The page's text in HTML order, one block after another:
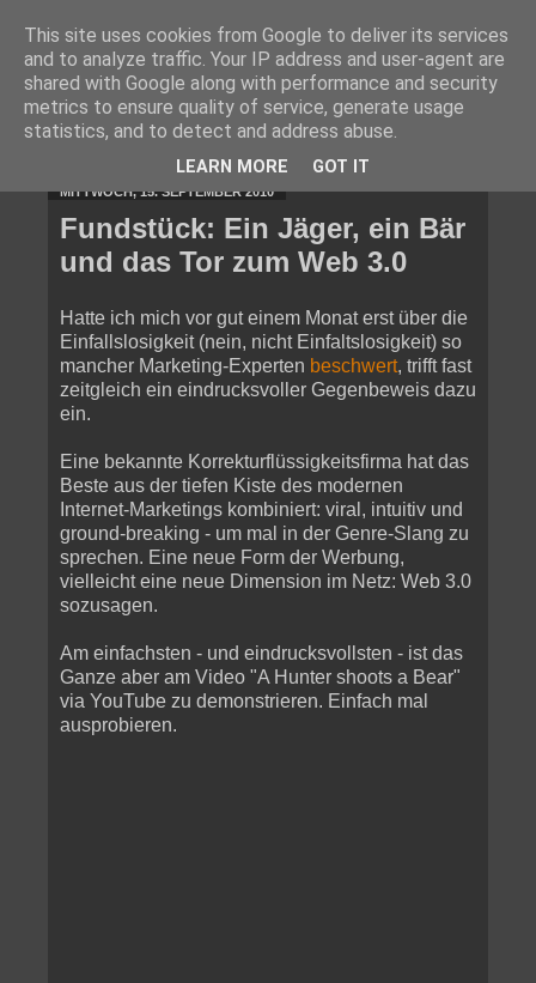
MITTWOCH, 15. SEPTEMBER 2010
Fundstück: Ein Jäger, ein Bär
und das Tor zum Web 3.0
Hatte ich mich vor gut einem Monat erst über die
Einfallslosigkeit (nein, nicht Einfaltslosigkeit) so
mancher Marketing-Experten beschwert, trifft fast
zeitgleich ein eindrucksvoller Gegenbeweis dazu
ein.
Eine bekannte Korrekturflüssigkeitsfirma hat das
Beste aus der tiefen Kiste des modernen
Internet-Marketings kombiniert: viral, intuitiv und
ground-breaking - um mal in der Genre-Slang zu
sprechen. Eine neue Form der Werbung,
vielleicht eine neue Dimension im Netz: Web 3.0
sozusagen.
Am einfachsten - und eindrucksvollsten - ist das
Ganze aber am Video "A Hunter shoots a Bear"
via YouTube zu demonstrieren. Einfach mal
ausprobieren.
This site uses cookies from Google to deliver its services
and to analyze traffic. Your IP address and user-agent are
shared with Google along with performance and security
metrics to ensure quality of service, generate usage
statistics, and to detect and address abuse.
LEARN MORE GOT IT